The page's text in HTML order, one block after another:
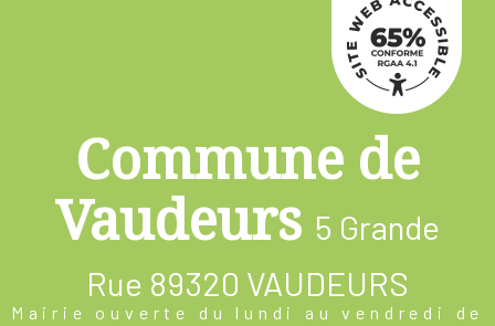
Commune de
Vaudeurs 5 Grande
Rue 89320 VAUDEURS
Mairie ouverte du lundi au vendredi de